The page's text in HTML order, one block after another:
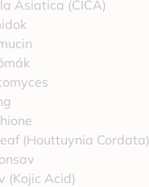
Asiatica (CICA)
(Houttuynia Cordata)
(Kojic Acid)